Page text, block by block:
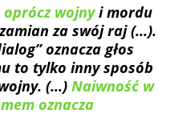
wojnyi mordu
za swój raj (…).
oznacza głos
to tylko inny sposób
(…) Naiwność w
oznacza